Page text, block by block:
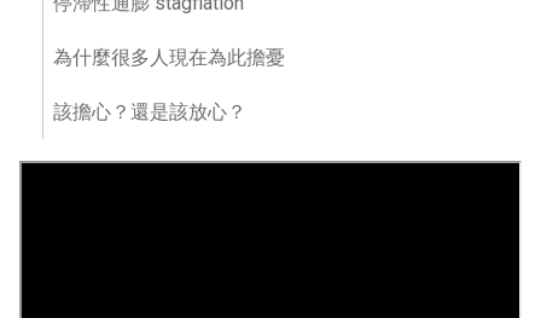
為什麼很多人現在為此擔憂
該擔心？還是該放心？